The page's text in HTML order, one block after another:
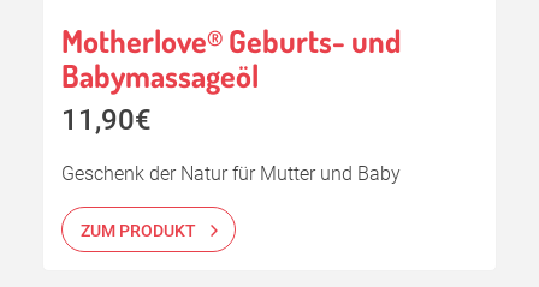
Motherlove®Geburts- und
Babymassageöl
11,90€
Geschenk der Natur für Mutter und Baby
ZUM PRODUKT